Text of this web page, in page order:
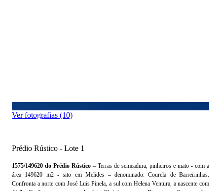
Ver fotografias (10)
Prédio Rústico - Lote 1
1575/149620 do Prédio Rústico – Terras de semeadura, pinheiros e mato - com a
área 149620 m2 - sito em Melides – denominado: Courela de Barreirinhas.
Confronta a norte com José Luis Pinela, a sul com Helena Ventura, a nascente com